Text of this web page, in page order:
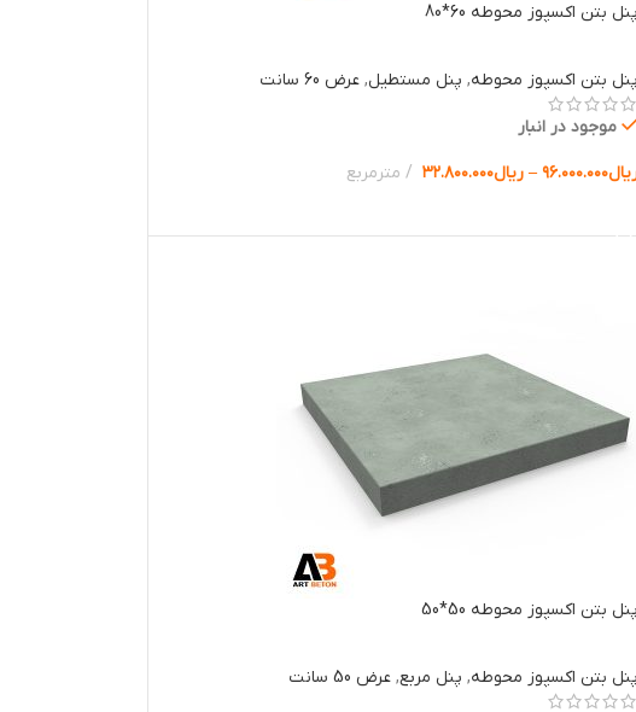
پنل بتن اکسپوز محوطه 60*80
پنل بتن اکسپوز محوطه, پنل مستطیل, عرض 60 سانت
موجود در انبار
۹۶.۰۰۰.۰۰۰ – ریال۳۲.۸۰۰.۰۰۰ مترمربع
پنل بتن اکسپوز محوطه 50*50
پنل بتن اکسپوز محوطه, پنل مربع, عرض 50 سانت